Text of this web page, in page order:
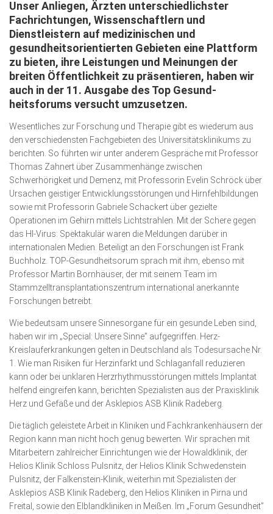
Wirtschaft, Recht, Finanzen
Zahn, Mund, Kiefer
Forum Gesundheit
Allgemein
Sehen
Kampf gegen Krebs
Hören
Lebensart
Unser Anliegen, Ärzten unterschiedlichster
Fachrich­tungen, Wissenschaftlern und
Dienstleistern auf medizinischen und
gesundheitsorientierten Gebieten eine Plattform
zu bieten, ihre Leistungen und Meinungen der
breiten Öffentlichkeit zu präsentieren, haben wir
auch in der 11. Ausgabe des Top Ge­sund­
heitsforums versucht umzusetzen.
Wesentliches zur Forschung und Therapie gibt es wiederum aus
den verschiedensten Fachgebieten des Universitäts­klini­kums zu
berichten. So führten wir unter anderem Gespräche mit Professor
Thomas Zahnert über Zusammenhänge zwischen
Schwerhörigkeit und Demenz, mit Professorin Evelin Schröck über
Ursachen geistiger Entwicklungsstörungen und Hirnfehlbildungen
sowie mit Professorin Gabriele Schackert über gezielte
Operationen im Gehirn mittels Lichtstrahlen. Mit der Schere gegen
das HI-Virus: Spektakulär waren die Mel­dungen darüber in
internationalen Medien. Beteiligt an den Forschungen ist Frank
Buchholz. TOP-Gesundheitsorum sprach mit ihm, ebenso mit
Professor Martin Bornhäuser, der mit seinem Team im
Stammzelltransplantationszentrum international anerkannte
Forschungen betreibt.
Wie bedeutsam unsere Sinnesorgane für ein gesunde Leben sind,
haben wir im „Special: Unsere Sinne” aufgegriffen. Herz-
Kreislauferkrankungen gelten in Deutschland als Todes­ursache Nr.
1. Wie man Risiken für Herzinfarkt und Schlag­anfall reduzieren
kann oder bei unklaren Herz­rhyth­mus­störungen mittels Implantat
helfend eingreifen kann, berichten Spezialisten aus der Praxisklinik
Herz und Gefäße und der Asklepios ASB Klinik Radeberg.
Die täglich geleistete Arbeit in Kliniken und Fachkran­kenhäusern der
Region kann man nicht hoch genug bewerten. Wir sprachen mit
Mitarbeitern zahlreicher Einrichtungen wie der Howaldklinik, der
Helios Klinik Schloss Pulsnitz, der Helios Klinik Schwedenstein
Pulsnitz, der Falkenstein-Klinik, weiterhin mit Spezialisten der
Asklepios ASB Klinik Radeberg, den Helios Klini­ken in Pirna und
Freital, sowie den Elb­landkliniken in Meißen. Im „Forum Gesundheit”